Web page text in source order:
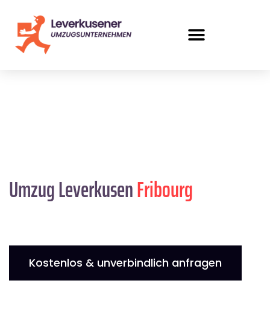
Umzug LeverkusenFribourg
Kostenlos & unverbindlich anfragen